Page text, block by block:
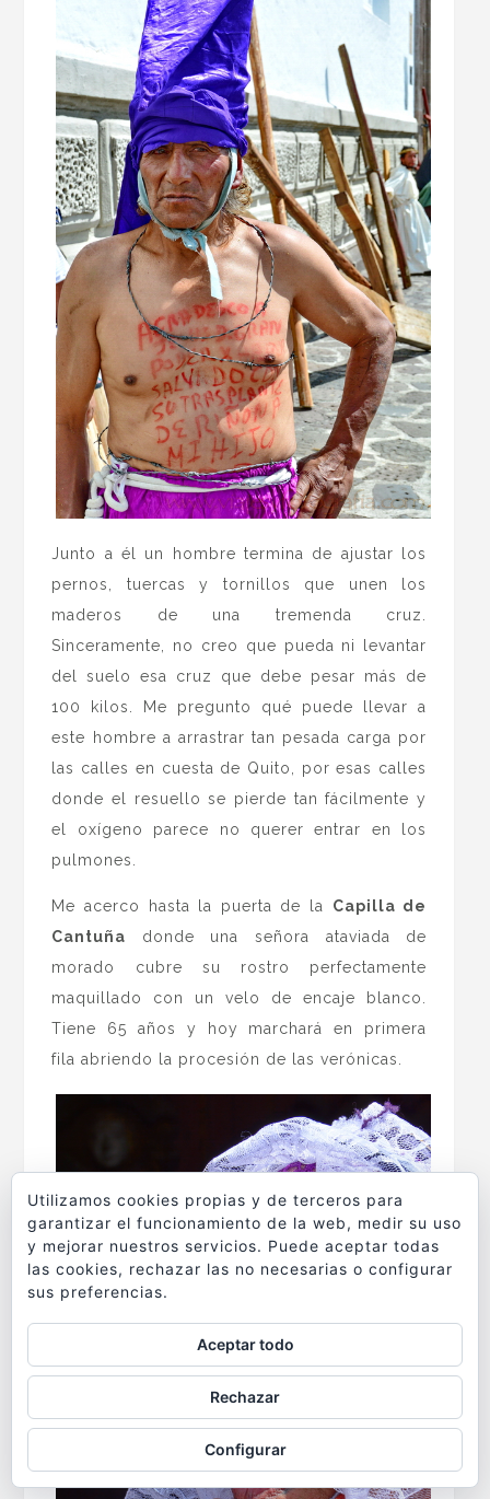
Junto a él un hombre termina de ajustar los
pernos, tuercas y tornillos que unen los
maderos de una tremenda cruz.
Sinceramente, no creo que pueda ni levantar
del suelo esa cruz que debe pesar más de
100 kilos. Me pregunto qué puede llevar a
este hombre a arrastrar tan pesada carga por
las calles en cuesta de Quito, por esas calles
donde el resuello se pierde tan fácilmente y
el oxígeno parece no querer entrar en los
pulmones.
Me acerco hasta la puerta de la Capilla de
Cantuña donde una señora ataviada de
morado cubre su rostro perfectamente
maquillado con un velo de encaje blanco.
Tiene 65 años y hoy marchará en primera
fila abriendo la procesión de las verónicas.
Utilizamos cookies propias y de terceros para
garantizar el funcionamiento de la web, medir su uso
y mejorar nuestros servicios. Puede aceptar todas
las cookies, rechazar las no necesarias o configurar
sus preferencias.
Aceptar todo
Rechazar
Configurar